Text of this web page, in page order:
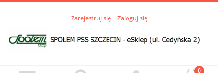
Zarejestruj się Zaloguj się